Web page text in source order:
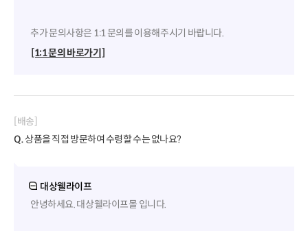
추가 문의사항은 1:1 문의를 이용해주시기 바랍니다.
[1:1 문의 바로가기]
[배송]
Q.상품을 직접 방문하여 수령할 수는 없나요?
대상웰라이프
안녕하세요. 대상웰라이프몰 입니다.